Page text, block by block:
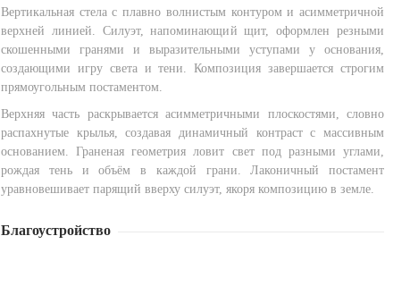
Вертикальная стела с плавно волнистым контуром и асимметричной
верхней линией. Силуэт, напоминающий щит, оформлен резными
скошенными гранями и выразительными уступами у основания,
создающими игру света и тени. Композиция завершается строгим
прямоугольным постаментом.
Верхняя часть раскрывается асимметричными плоскостями, словно
распахнутые крылья, создавая динамичный контраст с массивным
основанием. Граненая геометрия ловит свет под разными углами,
рождая тень и объём в каждой грани. Лаконичный постамент
уравновешивает парящий вверху силуэт, якоря композицию в земле.
Благоустройство